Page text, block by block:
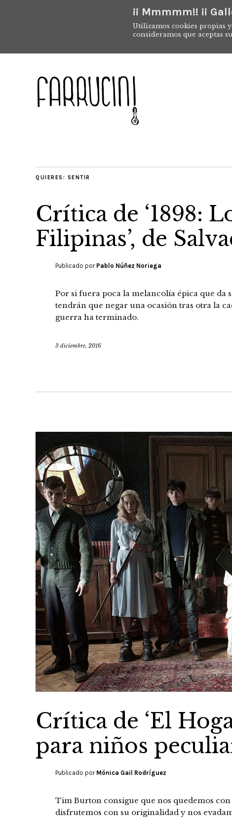
¡¡ Mmmmm!! ¡¡
Utilizamos cookies propias
consideramos que aceptas
QUIERES: SENTIR
Crítica de ‘1898:
Filipinas’, de
Publicado por Pablo Núñez Noriega
Por si fuera poca la melancolía épica que da
tendrán que negar una ocasión tras otra la
guerra ha terminado.
3 diciembre, 2016
Crítica de ‘El
para niños
Publicado por Mónica Gail Rodríguez
Tim Burton consigue que nos quedemos con
disfrutemos con su originalidad y nos